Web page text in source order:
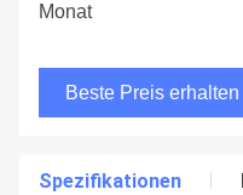
Monat
Beste Preis erhalten
Spezifikationen